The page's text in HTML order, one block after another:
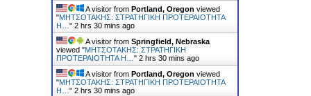
A visitor from Portland, Oregon viewed
"ΜΗΤΣΟΤΑΚΗΣ: ΣΤΡΑΤΗΓΙΚΗ ΠΡΟΤΕΡΑΙΟΤΗΤΑ
Η… " 2 hrs 30 mins ago
A visitor from Springfield, Nebraska
viewed "ΜΗΤΣΟΤΑΚΗΣ: ΣΤΡΑΤΗΓΙΚΗ
ΠΡΟΤΕΡΑΙΟΤΗΤΑ Η… " 2 hrs 30 mins ago
A visitor from Portland, Oregon viewed
"ΜΗΤΣΟΤΑΚΗΣ: ΣΤΡΑΤΗΓΙΚΗ ΠΡΟΤΕΡΑΙΟΤΗΤΑ
Η… " 2 hrs 30 mins ago